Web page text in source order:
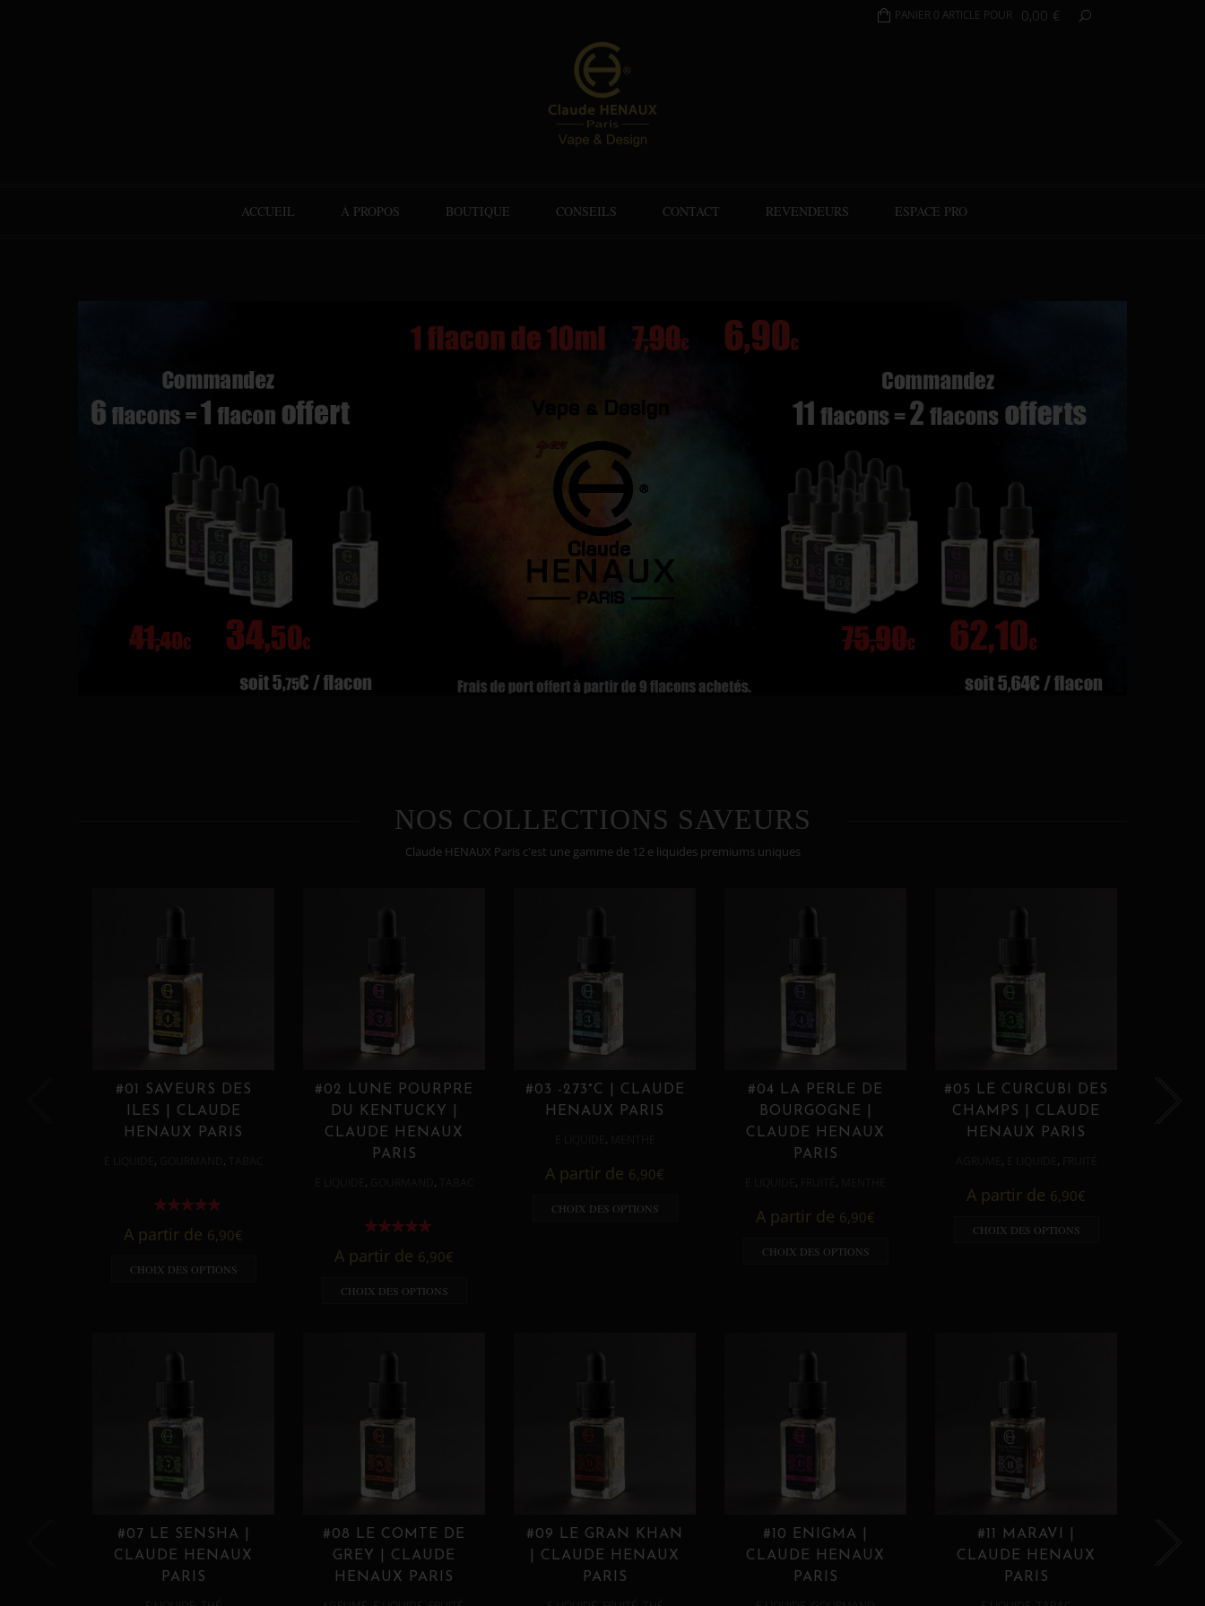
PANIER 0 ARTICLE POUR 0,00 €
ACCUEIL À PROPOS BOUTIQUE CONSEILS CONTACT REVENDEURS ESPACE PRO
NOS COLLECTIONS SAVEURS
Claude HENAUX Paris c'est une gamme de 12 e liquides premiums uniques
#01 SAVEURS DES
ILES | CLAUDE
HENAUX PARIS
, ,
A partir de 6,90€
CHOIX DES OPTIONS
#02 LUNE POURPRE
DU KENTUCKY |
CLAUDE HENAUX
PARIS
, ,
A partir de 6,90€
CHOIX DES OPTIONS
#03 -273°C | CLAUDE
HENAUX PARIS
,
A partir de 6,90€
CHOIX DES OPTIONS
#04 LA PERLE DE
BOURGOGNE |
CLAUDE HENAUX
PARIS
, ,
A partir de 6,90€
CHOIX DES OPTIONS
#05 LE CURCUBI DES
CHAMPS | CLAUDE
HENAUX PARIS
, ,
A partir de 6,90€
CHOIX DES OPTIONS
#07 LE SENSHA |
CLAUDE HENAUX
PARIS
#08 LE COMTE DE
GREY | CLAUDE
HENAUX PARIS
#09 LE GRAN KHAN
| CLAUDE HENAUX
PARIS
#10 ENIGMA |
CLAUDE HENAUX
PARIS
#11 MARAVI |
CLAUDE HENAUX
PARIS